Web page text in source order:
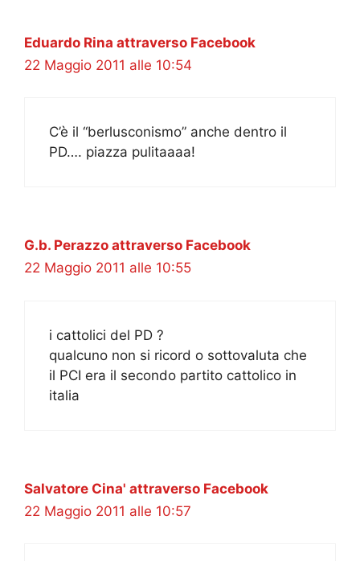
Eduardo Rina attraverso Facebook
22 Maggio 2011 alle 10:54
C’è il “berlusconismo” anche dentro il
PD…. piazza pulitaaaa!
G.b. Perazzo attraverso Facebook
22 Maggio 2011 alle 10:55
i cattolici del PD ?
qualcuno non si ricord o sottovaluta che
il PCI era il secondo partito cattolico in
italia
Salvatore Cina' attraverso Facebook
22 Maggio 2011 alle 10:57